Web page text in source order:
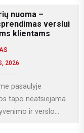
nuoma –
verslui
klientams
2026
pasaulyje
tapo neatsiejama
ir verslo